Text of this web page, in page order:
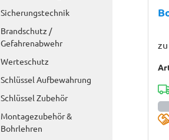
Sicherungstechnik
Brandschutz /
Gefahrenabwehr
Werteschutz
Schlüssel Aufbewahrung
Schlüssel Zubehör
Montagezubehör &
Bohrlehren